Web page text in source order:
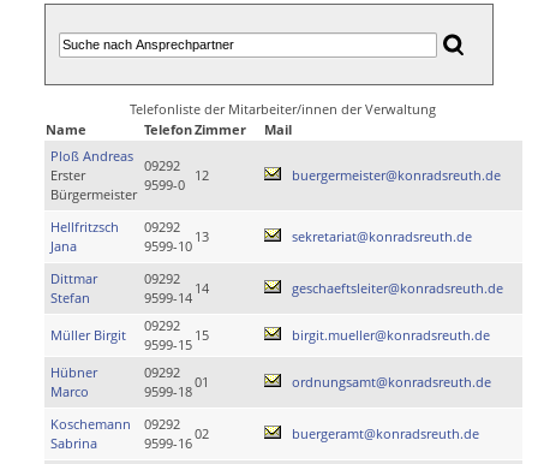
Telefonliste der Mitarbeiter/innen der Verwaltung
Name
TelefonZimmer
Mail
Ploß Andreas
Erster
Bürgermeister
09292
9599-0
12 buergermeister@konradsreuth.de
Hellfritzsch
Jana
09292
9599-10
13 sekretariat@konradsreuth.de
Dittmar
Stefan
09292
9599-14
14 geschaeftsleiter@konradsreuth.de
Müller Birgit
09292
9599-15
15 birgit.mueller@konradsreuth.de
Hübner
Marco
09292
9599-18
01 ordnungsamt@konradsreuth.de
Koschemann
Sabrina
09292
9599-16
02 buergeramt@konradsreuth.de